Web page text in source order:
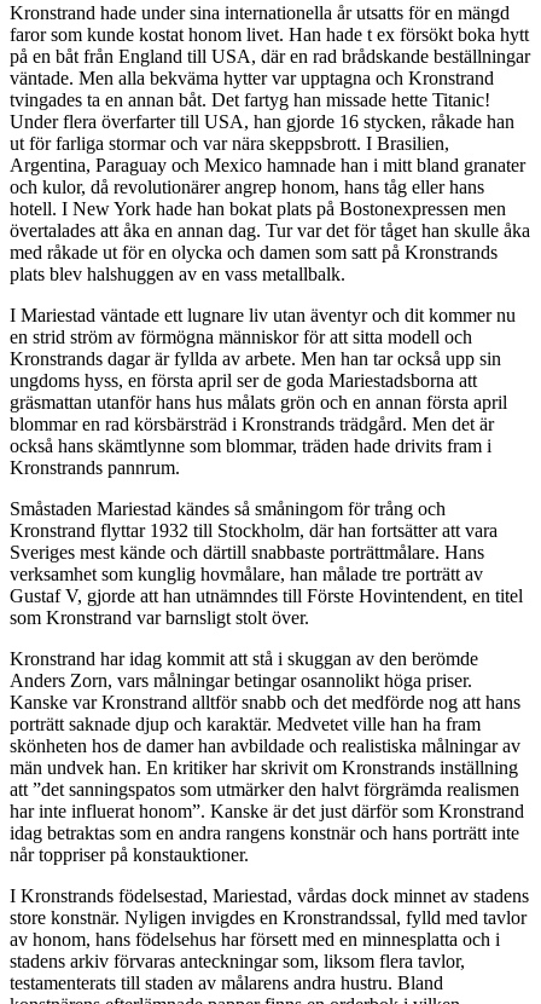
Kronstrand hade under sina internationella år utsatts för en mängd
faror som kunde kostat honom livet. Han hade t ex försökt boka hytt
på en båt från England till USA, där en rad brådskande beställningar
väntade. Men alla bekväma hytter var upptagna och Kronstrand
tvingades ta en annan båt. Det fartyg han missade hette Titanic!
Under flera överfarter till USA, han gjorde 16 stycken, råkade han
ut för farliga stormar och var nära skeppsbrott. I Brasilien,
Argentina, Paraguay och Mexico hamnade han i mitt bland granater
och kulor, då revolutionärer angrep honom, hans tåg eller hans
hotell. I New York hade han bokat plats på Bostonexpressen men
övertalades att åka en annan dag. Tur var det för tåget han skulle åka
med råkade ut för en olycka och damen som satt på Kronstrands
plats blev halshuggen av en vass metallbalk.
I Mariestad väntade ett lugnare liv utan äventyr och dit kommer nu
en strid ström av förmögna människor för att sitta modell och
Kronstrands dagar är fyllda av arbete. Men han tar också upp sin
ungdoms hyss, en första april ser de goda Mariestadsborna att
gräsmattan utanför hans hus målats grön och en annan första april
blommar en rad körsbärsträd i Kronstrands trädgård. Men det är
också hans skämtlynne som blommar, träden hade drivits fram i
Kronstrands pannrum.
Småstaden Mariestad kändes så småningom för trång och
Kronstrand flyttar 1932 till Stockholm, där han fortsätter att vara
Sveriges mest kände och därtill snabbaste porträttmålare. Hans
verksamhet som kunglig hovmålare, han målade tre porträtt av
Gustaf V, gjorde att han utnämndes till Förste Hovintendent, en titel
som Kronstrand var barnsligt stolt över.
Kronstrand har idag kommit att stå i skuggan av den berömde
Anders Zorn, vars målningar betingar osannolikt höga priser.
Kanske var Kronstrand alltför snabb och det medförde nog att hans
porträtt saknade djup och karaktär. Medvetet ville han ha fram
skönheten hos de damer han avbildade och realistiska målningar av
män undvek han. En kritiker har skrivit om Kronstrands inställning
att ”det sanningspatos som utmärker den halvt förgrämda realismen
har inte influerat honom”. Kanske är det just därför som Kronstrand
idag betraktas som en andra rangens konstnär och hans porträtt inte
når toppriser på konstauktioner.
I Kronstrands födelsestad, Mariestad, vårdas dock minnet av stadens
store konstnär. Nyligen invigdes en Kronstrandssal, fylld med tavlor
av honom, hans födelsehus har försett med en minnesplatta och i
stadens arkiv förvaras anteckningar som, liksom flera tavlor,
testamenterats till staden av målarens andra hustru. Bland